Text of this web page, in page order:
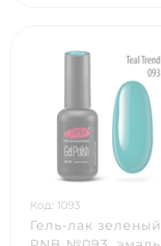
Код: 1093
Гель-лак зеленый